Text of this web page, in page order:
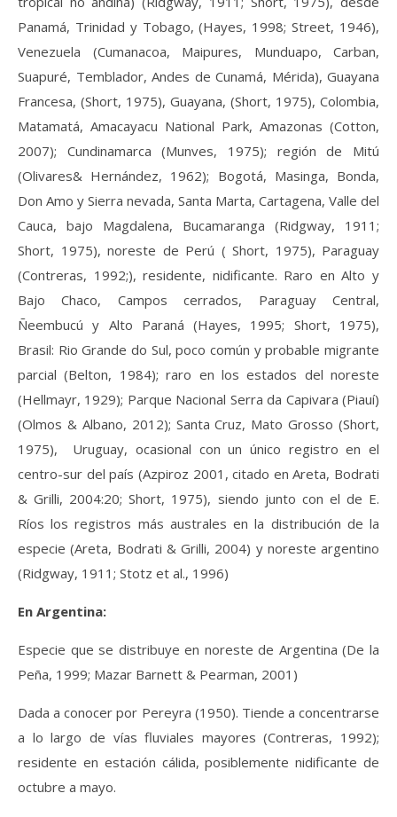
Panamá, Trinidad y Tobago, (Hayes, 1998; Street, 1946),
Venezuela (Cumanacoa, Maipures, Munduapo, Carban,
Suapuré, Temblador, Andes de Cunamá, Mérida), Guayana
Francesa, (Short, 1975), Guayana, (Short, 1975), Colombia,
Matamatá, Amacayacu National Park, Amazonas (Cotton,
2007); Cundinamarca (Munves, 1975); región de Mitú
(Olivares& Hernández, 1962); Bogotá, Masinga, Bonda,
Don Amo y Sierra nevada, Santa Marta, Cartagena, Valle del
Cauca, bajo Magdalena, Bucamaranga (Ridgway, 1911;
Short, 1975), noreste de Perú ( Short, 1975), Paraguay
(Contreras, 1992;), residente, nidificante. Raro en Alto y
Bajo Chaco, Campos cerrados, Paraguay Central,
Ñeembucú y Alto Paraná (Hayes, 1995; Short, 1975),
Brasil: Rio Grande do Sul, poco común y probable migrante
parcial (Belton, 1984); raro en los estados del noreste
(Hellmayr, 1929); Parque Nacional Serra da Capivara (Piauí)
(Olmos & Albano, 2012); Santa Cruz, Mato Grosso (Short,
1975), Uruguay, ocasional con un único registro en el
centro-sur del país (Azpiroz 2001, citado en Areta, Bodrati
& Grilli, 2004:20; Short, 1975), siendo junto con el de E.
Ríos los registros más australes en la distribución de la
especie (Areta, Bodrati & Grilli, 2004) y noreste argentino
(Ridgway, 1911; Stotz et al., 1996)
En Argentina:
Especie que se distribuye en noreste de Argentina(De la
Peña, 1999; Mazar Barnett & Pearman, 2001)
Dada a conocer por Pereyra (1950). Tiende a concentrarse
a lo largo de vías fluviales mayores (Contreras, 1992);
residente en estación cálida,posiblemente nidificante de
octubre a mayo.